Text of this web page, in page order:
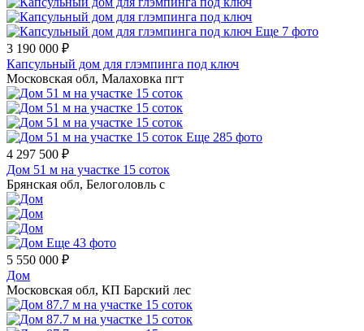
Еще 7 фото
3 190 000 ₽
Капсульный дом для глэмпинга под ключ
Московская обл, Малаховка пгт
Еще 285 фото
4 297 500 ₽
Дом 51 м на участке 15 соток
Брянская обл, Белоголовль с
Еще 43 фото
5 550 000 ₽
Дом
Московская обл, КП Барский лес